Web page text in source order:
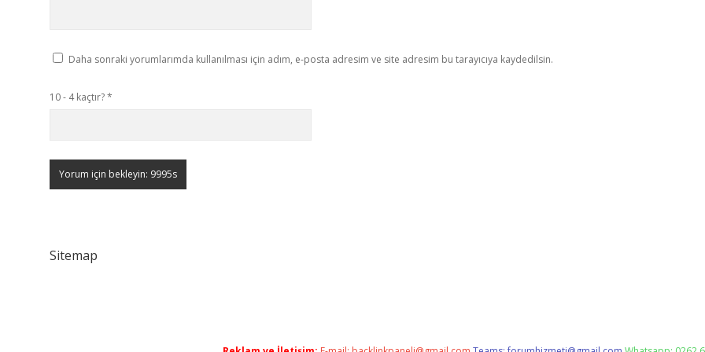
Daha sonraki yorumlarımda kullanılması için adım, e-posta adresim ve site adresim bu tarayıcıya kaydedilsin.
10 - 4 kaçtır?*
Sitemap